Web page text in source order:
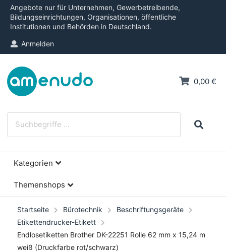
Angebote nur für Unternehmen, Gewerbetreibende,
Bildungseinrichtungen, Organisationen, öffentliche
Institutionen und Behörden in Deutschland.
Anmelden
0,00 €
Kategorien
Themenshops
Startseite Bürotechnik
Beschriftungsgeräte
Etikettendrucker-Etikett
Endlosetiketten Brother DK-22251 Rolle 62 mm x 15,24 m
weiß (Druckfarbe rot/schwarz)